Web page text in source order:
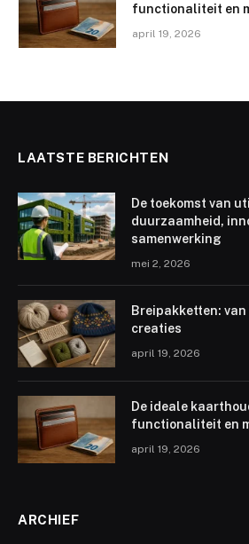
functionaliteit en
april 19, 2026
LAATSTE BERICHTEN
De toekomst van
duurzaamheid,
samenwerking
mei 2, 2026
Breipakketten:
creaties
april 19, 2026
De ideale
functionaliteit en
april 19, 2026
ARCHIEF